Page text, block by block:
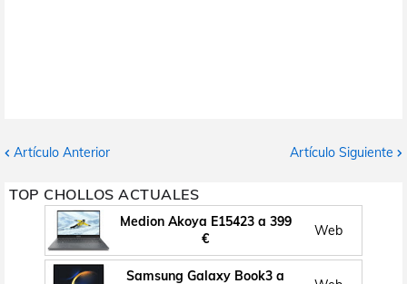
Artículo Anterior Artículo Siguiente
TOP CHOLLOS ACTUALES
Medion Akoya E15423 a 399
€
Web
Samsung Galaxy Book3 a